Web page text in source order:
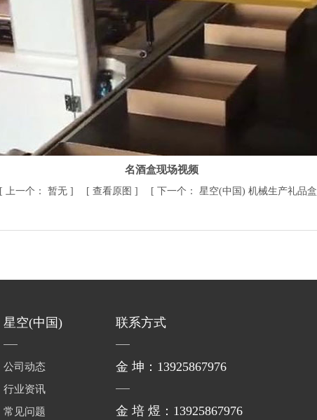
名酒盒现场视频
[ 上一个： 暂无 ] [ 查看原图 ] [ 下一个： 星空(中国) 机械生产礼品盒
星空(中国)
公司动态
行业资讯
常见问题
联系方式
金 坤：13925867976
金 培 煜：13925867976